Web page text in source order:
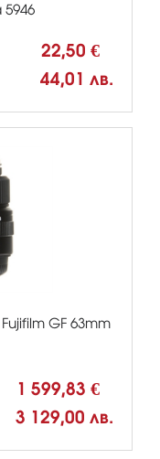
22,50 €
44,01 лв.
GF 63mm
1 599,83 €
3 129,00 лв.